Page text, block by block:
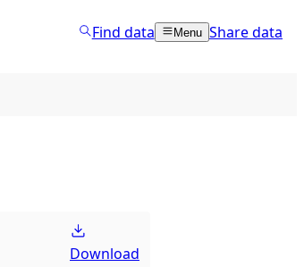
Find data Menu Share data
Download